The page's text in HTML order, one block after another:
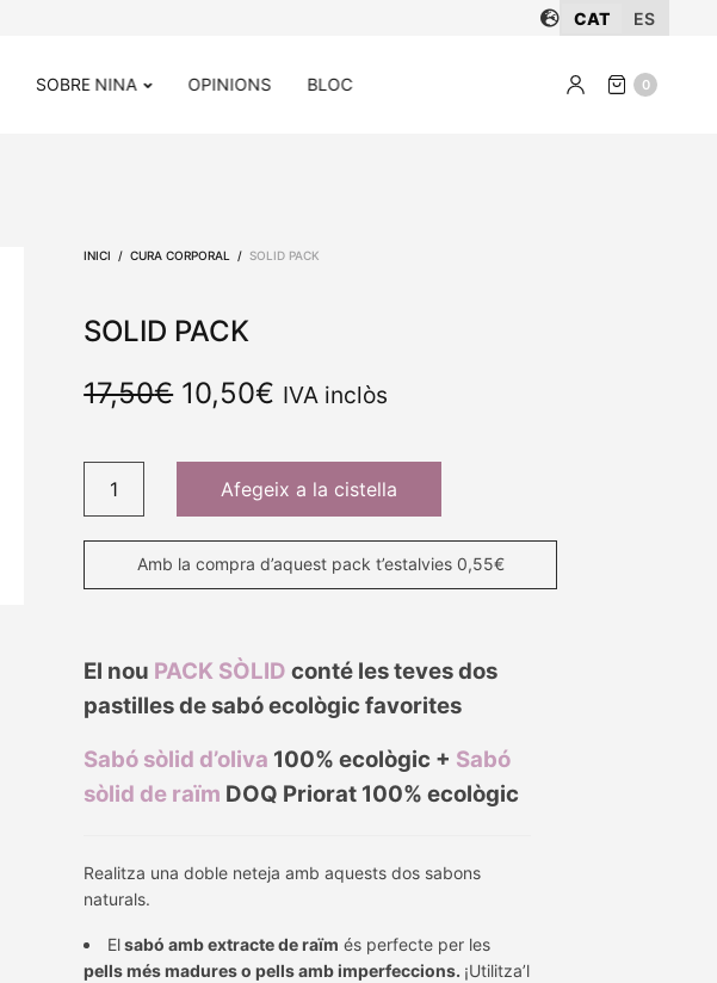
CAT ES
SOBRE NINA OPINIONS BLOC 0
INICI / CURA CORPORAL / SOLID PACK
SOLID PACK
17,50€ El preu
original
17,50€.
10,50€ El preu
10,50€.
IVA inclòs
Amb la compra d’aquest pack t’estalvies 0,55€
El nou PACK SÒLID conté les teves dos
pastilles de sabó ecològic favorites
Sabó sòlid d’oliva 100% ecològic + Sabó
sòlid de raïm DOQ Priorat 100% ecològic
Realitza una doble neteja amb aquests dos sabons
naturals.
Elsabó amb extracte de raïm és perfecte per les
pells més madures o pells amb imperfeccions. ¡Utilitza’l
Afegeix a la cistella